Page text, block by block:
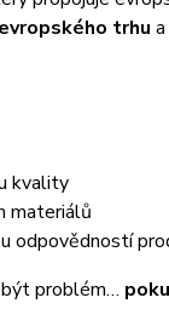
trhu
kvality
materiálů
odpovědností
být problém…